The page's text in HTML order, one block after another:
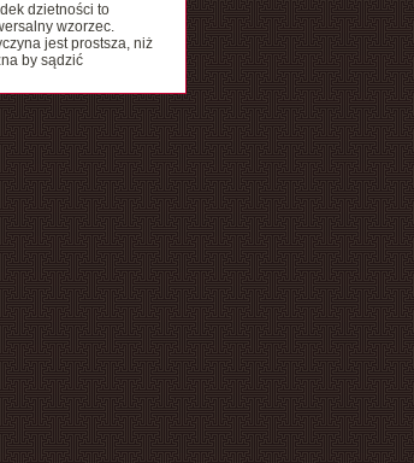
dzietności to
wzorzec.
jest prostsza, niż
by sądzić